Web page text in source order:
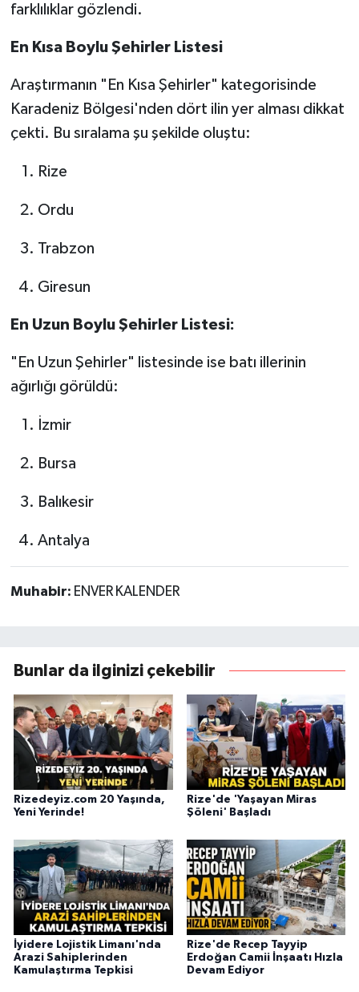
farklılıklar gözlendi.
En Kısa Boylu Şehirler Listesi
Araştırmanın "En Kısa Şehirler" kategorisinde
Karadeniz Bölgesi'nden dört ilin yer alması dikkat
çekti. Bu sıralama şu şekilde oluştu:
Rize
Ordu
Trabzon
Giresun
En Uzun Boylu Şehirler Listesi:
"En Uzun Şehirler" listesinde ise batı illerinin
ağırlığı görüldü:
İzmir
Bursa
Balıkesir
Antalya
Muhabir: ENVER KALENDER
Bunlar da ilginizi çekebilir
Rizedeyiz.com 20 Yaşında,
Yeni Yerinde!
Rize'de 'Yaşayan Miras
Şöleni' Başladı
İyidere Lojistik Limanı'nda
Arazi Sahiplerinden
Kamulaştırma Tepkisi
Rize'de Recep Tayyip
Erdoğan Camii İnşaatı Hızla
Devam Ediyor